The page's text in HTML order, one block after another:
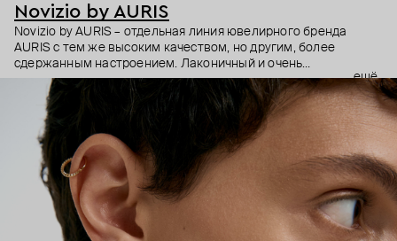
Novizio by AURIS
Novizio by AURIS – отдельная линия ювелирного бренда
AURIS с тем же высоким качеством, но другим, более
сдержанным настроением. Лаконичный и очень
ненавязчивый дизайн, качественные материалы и высокие
технологии производства – этот пирсинг становится
практически продолжением тела, так, чтобы носить было
безопасно и комфортно в любой ситуации.
ещё